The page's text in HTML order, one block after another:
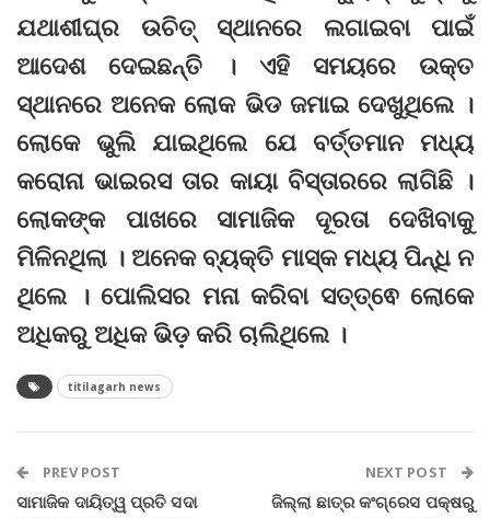
ଯଥାଶୀଘ୍ର ଉଚିତ୍ ସ୍ଥାନରେ ଲଗାଇବା ପାଇଁ
ଆଦେଶ ଦେଇଛନ୍ତି । ଏହି ସମୟରେ ଉକ୍ତ
ସ୍ଥାନରେ ଅନେକ ଲୋକ ଭିଡ ଜମାଇ ଦେଖୁଥିଲେ ।
ଲୋକେ ଭୁଲି ଯାଇଥିଲେ ଯେ ବର୍ତ୍ତମାନ ମଧ୍ୟ
କରୋନା ଭାଇରସ ତାର କାୟା ବିସ୍ତାରରେ ଲାଗିଛି ।
ଲୋକଙ୍କ ପାଖରେ ସାମାଜିକ ଦୂରତା ଦେଖିବାକୁ
ମିଳିନଥିଲା । ଅନେକ ବ୍ୟକ୍ତି ମାସ୍କ ମଧ୍ୟ ପିନ୍ଧି ନ
ଥିଲେ । ପୋଲିସର ମନା କରିବା ସତ୍ତ୍ଵେ ଲୋକେ
ଅଧିକରୁ ଅଧିକ ଭିଡ଼ କରି ଚାଲିଥିଲେ ।
titilagarh news
PREV POST
ସାମାଜିକ ଦାୟିତ୍ୱ ପ୍ରତି ସଦା
NEXT POST
ଜିଲ୍ଲା ଛାତ୍ର କଂଗ୍ରେସ ପକ୍ଷରୁ